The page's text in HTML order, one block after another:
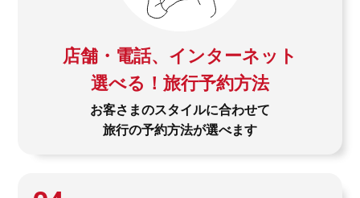
店舗・電話、インターネット
選べる！旅行予約方法
お客さまのスタイルに合わせて
旅行の予約方法が選べます